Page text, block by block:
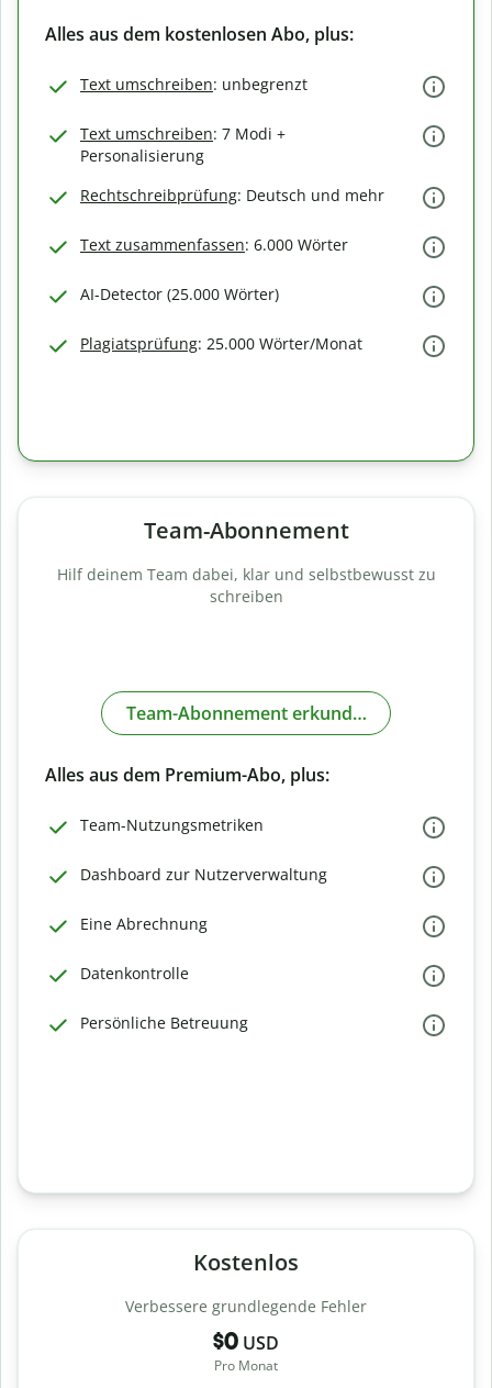
Alles aus dem kostenlosen Abo, plus:
Text umschreiben: unbegrenzt
Text umschreiben: 7 Modi +
Personalisierung
Rechtschreibprüfung: Deutsch und mehr
Text zusammenfassen: 6.000 Wörter
AI-Detector (25.000 Wörter)
Plagiatsprüfung: 25.000 Wörter/Monat
Team-Abonnement
Hilf deinem Team dabei, klar und selbstbewusst zu
schreiben
Team-Abonnement erkunden
Alles aus dem Premium-Abo, plus:
Team-Nutzungsmetriken
Dashboard zur Nutzerverwaltung
Eine Abrechnung
Datenkontrolle
Persönliche Betreuung
Kostenlos
Verbessere grundlegende Fehler
$0 USD
Pro Monat